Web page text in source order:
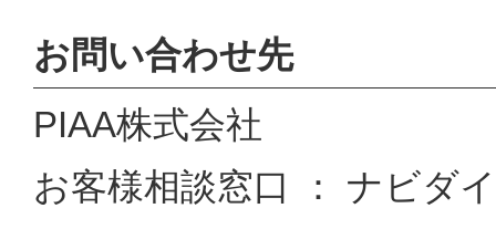
お問い合わせ先
PIAA株式会社
お客様相談窓口 ： ナビダ